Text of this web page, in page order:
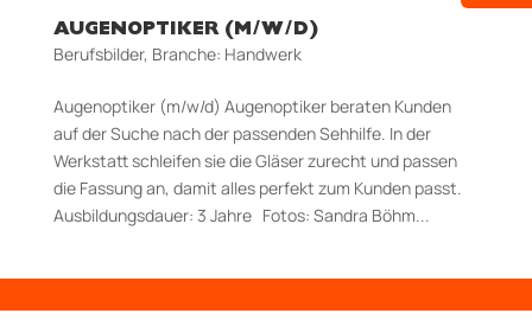
AUGENOPTIKER (M/W/D)
Berufsbilder, Branche: Handwerk
Augenoptiker (m/w/d) Augenoptiker beraten Kunden
auf der Suche nach der passenden Sehhilfe. In der
Werkstatt schleifen sie die Gläser zurecht und passen
die Fassung an, damit alles perfekt zum Kunden passt.
Aus­bildungs­dauer: 3 Jahre Fotos: Sandra Böhm...